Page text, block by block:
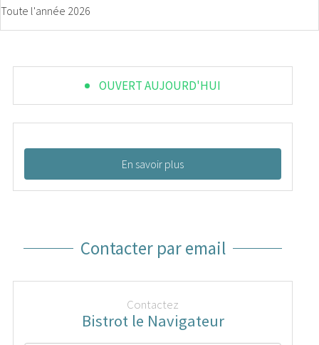
Toute l'année 2026
OUVERT AUJOURD'HUI
En savoir plus
Contacter par email
Contactez
Bistrot le Navigateur